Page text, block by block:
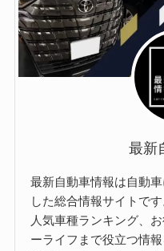
最新
最新自動車情報は自動
した総合情報サイトで
人気車種ランキング、
ーライフまで役立つ情